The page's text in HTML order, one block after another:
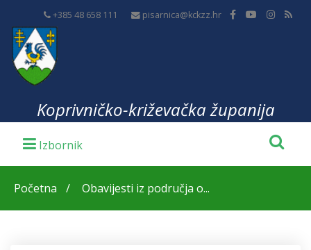
+385 48 658 111 pisarnica@kckzz.hr
Koprivničko-križevačka županija
Početna Obavijesti iz područja o...